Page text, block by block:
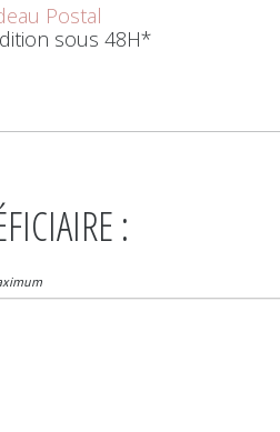
Postal
sous 48H*
: